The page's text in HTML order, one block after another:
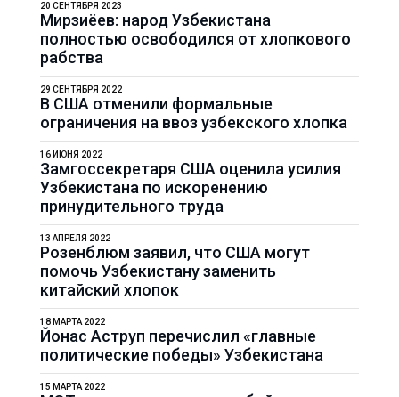
Мирзиёев: народ Узбекистана
полностью освободился от хлопкового
рабства
20 СЕНТЯБРЯ 2023
В США отменили формальные
ограничения на ввоз узбекского хлопка
29 СЕНТЯБРЯ 2022
Замгоссекретаря США оценила усилия
Узбекистана по искоренению
принудительного труда
16 ИЮНЯ 2022
Розенблюм заявил, что США могут
помочь Узбекистану заменить
китайский хлопок
13 АПРЕЛЯ 2022
Йонас Аструп перечислил «главные
политические победы» Узбекистана
18 МАРТА 2022
15 МАРТА 2022